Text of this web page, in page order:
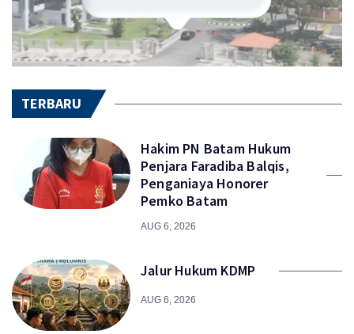
TERBARU
Hakim PN Batam Hukum
Penjara Faradiba Balqis,
Penganiaya Honorer
Pemko Batam
AUG 6, 2026
Jalur Hukum KDMP
AUG 6, 2026